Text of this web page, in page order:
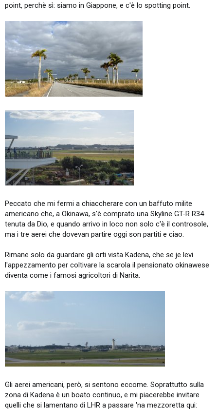
point, perchè sì: siamo in Giappone, e c'è lo spotting point.
Peccato che mi fermi a chiaccherare con un baffuto milite
americano che, a Okinawa, s'è comprato una Skyline GT-R R34
tenuta da Dio, e quando arrivo in loco non solo c'è il controsole,
ma i tre aerei che dovevan partire oggi son partiti e ciao.
Rimane solo da guardare gli orti vista Kadena, che se je levi
l'appezzamento per coltivare la scarola il pensionato okinawese
diventa come i famosi agricoltori di Narita.
Gli aerei americani, però, si sentono eccome. Soprattutto sulla
zona di Kadena è un boato continuo, e mi piacerebbe invitare
quelli che si lamentano di LHR a passare 'na mezzoretta qui: